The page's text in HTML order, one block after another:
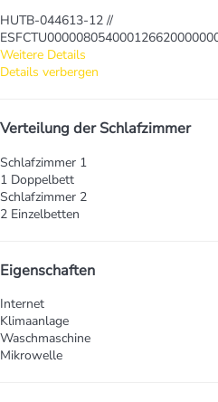
HUTB-044613-12 //
Weitere Details
Details verbergen
Verteilung der Schlafzimmer
Schlafzimmer 1
1 Doppelbett
Schlafzimmer 2
2 Einzelbetten
Eigenschaften
Internet
Klimaanlage
Waschmaschine
Mikrowelle